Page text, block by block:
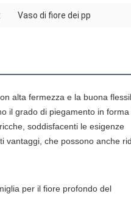
Vaso di fiore dei pp
alta fermezza e la buona
il grado di piegamento in forma
soddisfacenti le esigenze
vantaggi, che possono anche
per il fiore profondo del